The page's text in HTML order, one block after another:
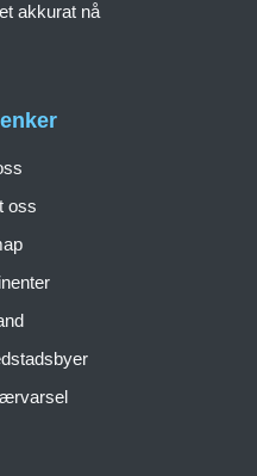
oss
akkurat nå